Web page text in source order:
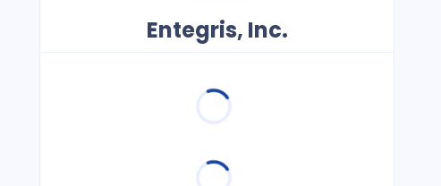
Entegris, Inc.